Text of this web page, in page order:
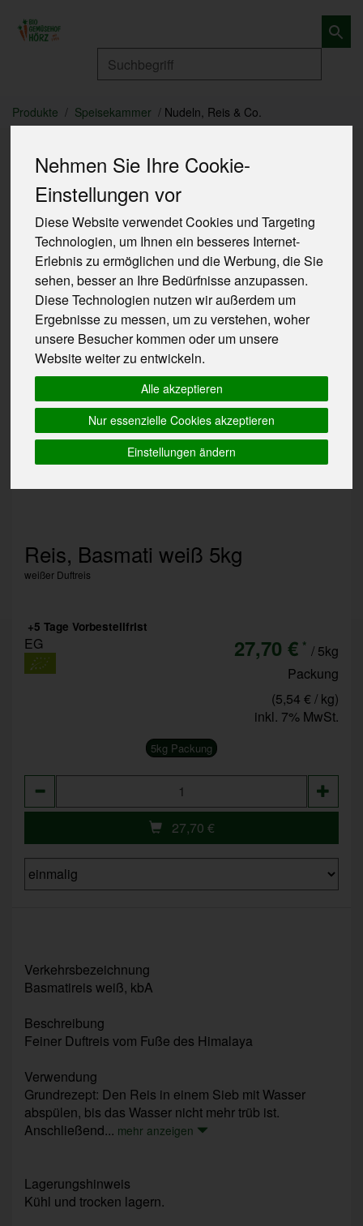
Nehmen Sie Ihre Cookie-
Einstellungen vor
Diese Website verwendet Cookies und Targeting
Technologien, um Ihnen ein besseres Internet-
Erlebnis zu ermöglichen und die Werbung, die Sie
sehen, besser an Ihre Bedürfnisse anzupassen.
Diese Technologien nutzen wir außerdem um
Ergebnisse zu messen, um zu verstehen, woher
unsere Besucher kommen oder um unsere
Website weiter zu entwickeln.
Alle akzeptieren
Nur essenzielle Cookies akzeptieren
Einstellungen ändern
Produkte Speisekammer Nudeln, Reis & Co.
Reis, Basmati weiß 5kg
weißer Duftreis
+5 Tage Vorbestellfrist
EG 27,70 € * / 5kg
Packung
(5,54 € / kg)
inkl. 7% MwSt.
5kg Packung
27,70 €
Verkehrsbezeichnung
Basmatireis weiß, kbA
Beschreibung
Feiner Duftreis vom Fuße des Himalaya
Verwendung
Grundrezept: Den Reis in einem Sieb mit Wasser
abspülen, bis das Wasser nicht mehr trüb ist.
Anschließend... mehr anzeigen
Lagerungshinweis
Kühl und trocken lagern.